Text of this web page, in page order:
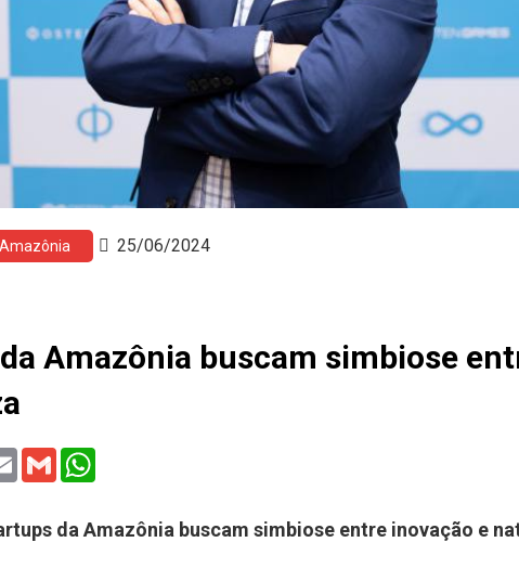
Amazônia 25/06/2024
Amazônia buscam simbiose
Email Gmail
da Amazônia buscam simbiose entre inovação e